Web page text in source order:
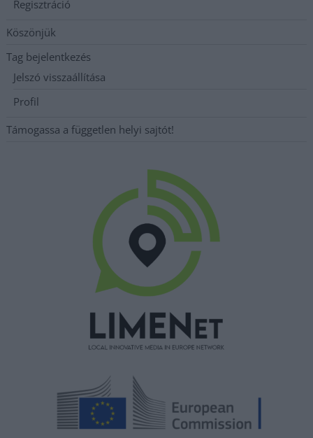
Regisztráció
Köszönjük
Tag bejelentkezés
Jelszó visszaállítása
Profil
Támogassa a független helyi sajtót!